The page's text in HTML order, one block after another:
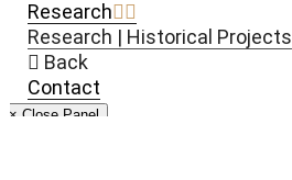
Research
Research | Historical Projects
Back
Contact
× Close Panel